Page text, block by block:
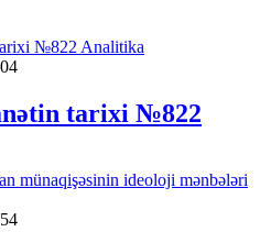
Analitika
tarixi №822